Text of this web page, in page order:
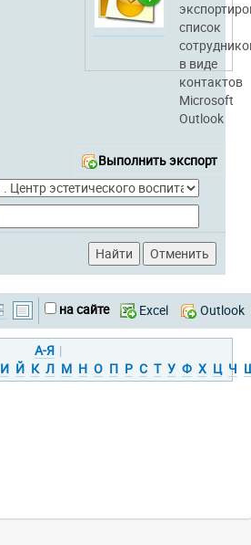
список
в виде
контактов
Microsoft
Outlook
Выполнить экспорт
на сайте Excel Outlook
А-Я |
И Й К Л М Н О П Р С Т У Ф Х Ц Ч